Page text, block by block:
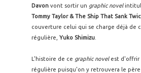
Davon vont sortir un graphic novel
Tommy Taylor & The Ship That Sank
couverture celui qui se charge déjà de
régulière, Yuko Shimizu
L'histoire de ce graphic novelest d'offrir
régulière puisqu'on y retrouvera le père